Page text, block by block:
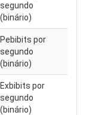
segundo
(binário)
Pebibits por
segundo
(binário)
Exbibits por
segundo
(binário)